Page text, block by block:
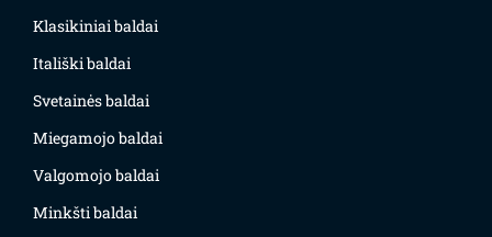
Klasikiniai baldai
Itališki baldai
Svetainės baldai
Miegamojo baldai
Valgomojo baldai
Minkšti baldai